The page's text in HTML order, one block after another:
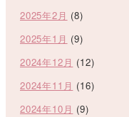
2025年2月 (8)
2025年1月 (9)
2024年12月 (12)
2024年11月 (16)
2024年10月 (9)